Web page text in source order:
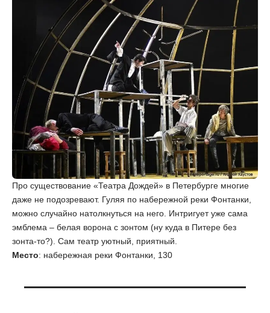
Про существование «Театра Дождей» в Петербурге многие
даже не подозревают. Гуляя по набережной реки Фонтанки,
можно случайно натолкнуться на него. Интригует уже сама
эмблема – белая ворона с зонтом (ну куда в Питере без
зонта-то?). Сам театр уютный, приятный.
Место: набережная реки Фонтанки, 130